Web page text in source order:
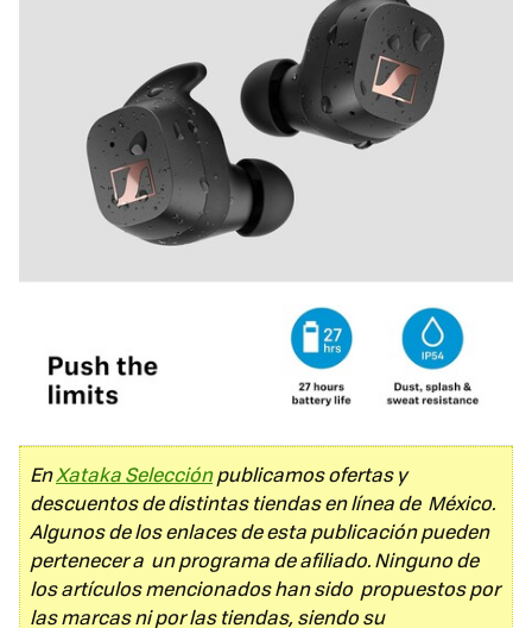
EnXataka Selecciónpublicamos ofertas y
descuentos de distintas tiendas en línea de México.
Algunos de los enlaces de esta publicación pueden
pertenecer a un programa de afiliado. Ninguno de
los artículos mencionados han sido propuestos por
las marcas ni por las tiendas, siendo su